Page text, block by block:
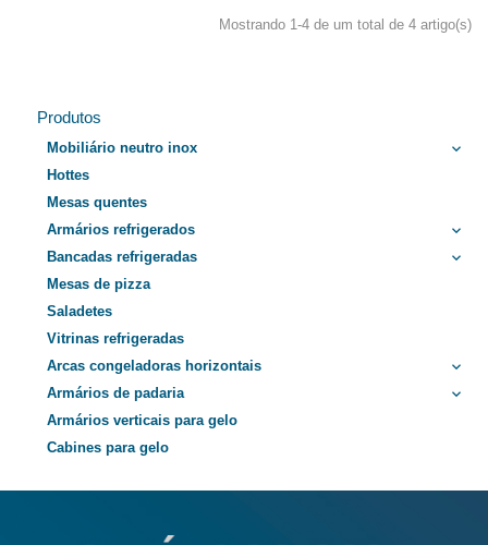
Mostrando 1-4 de um total de 4 artigo(s)
Produtos
Mobiliário neutro inox keyboard_arrow_down
Hottes
Mesas quentes
Armários refrigerados
keyboard_arrow_down
Bancadas refrigeradas keyboard_arrow_down
Mesas de pizza
Saladetes
Vitrinas refrigeradas
Arcas congeladoras horizontais
keyboard_arrow_down
Armários de padaria keyboard_arrow_down
Armários verticais para gelo
Cabines para gelo